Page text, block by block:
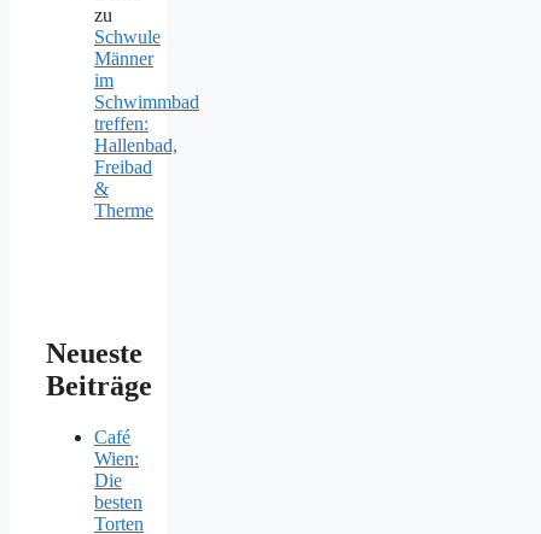
zu
Schwule
Männer
im
Schwimmbad
treffen:
Hallenbad,
Freibad
&
Therme
Neueste
Beiträge
Café
Wien:
Die
besten
Torten